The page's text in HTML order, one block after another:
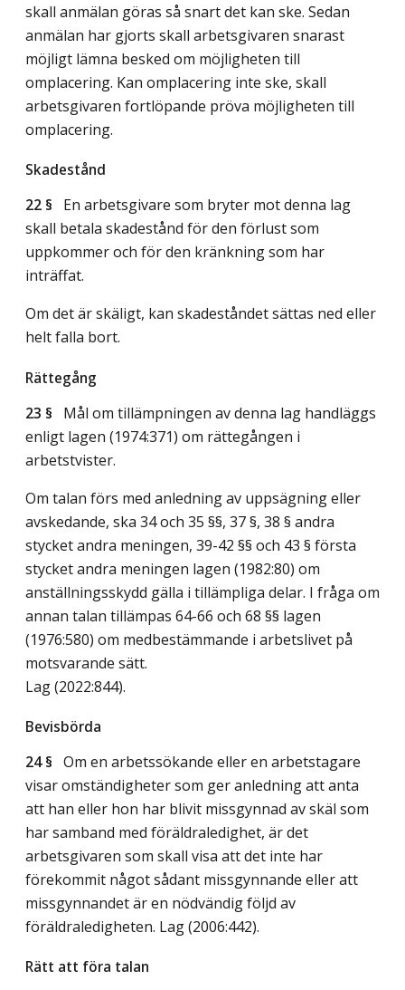
skall anmälan göras så snart det kan ske. Sedan
anmälan har gjorts skall arbetsgivaren snarast
möjligt lämna besked om möjligheten till
omplacering. Kan omplacering inte ske, skall
arbetsgivaren fortlöpande pröva möjligheten till
omplacering.
Skadestånd
22 § En arbetsgivare som bryter mot denna lag
skall betala skadestånd för den förlust som
uppkommer och för den kränkning som har
inträffat.
Om det är skäligt, kan skadeståndet sättas ned eller
helt falla bort.
Rättegång
23 § Mål om tillämpningen av denna lag handläggs
enligt lagen (1974:371) om rättegången i
arbetstvister.
Om talan förs med anledning av uppsägning eller
avskedande, ska 34 och 35 §§, 37 §, 38 § andra
stycket andra meningen, 39-42 §§ och 43 § första
stycket andra meningen lagen (1982:80) om
anställningsskydd gälla i tillämpliga delar. I fråga om
annan talan tillämpas 64-66 och 68 §§ lagen
(1976:580) om medbestämmande i arbetslivet på
motsvarande sätt.
Lag (2022:844).
Bevisbörda
24 § Om en arbetssökande eller en arbetstagare
visar omständigheter som ger anledning att anta
att han eller hon har blivit missgynnad av skäl som
har samband med föräldraledighet, är det
arbetsgivaren som skall visa att det inte har
förekommit något sådant missgynnande eller att
missgynnandet är en nödvändig följd av
föräldraledigheten. Lag (2006:442).
Rätt att föra talan